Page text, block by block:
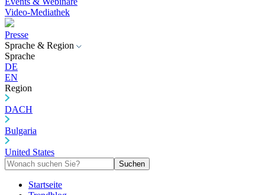
Video-Mediathek
Presse
Sprache & Region
Sprache
DE
EN
Region
DACH
Bulgaria
United States
Suchen
Startseite